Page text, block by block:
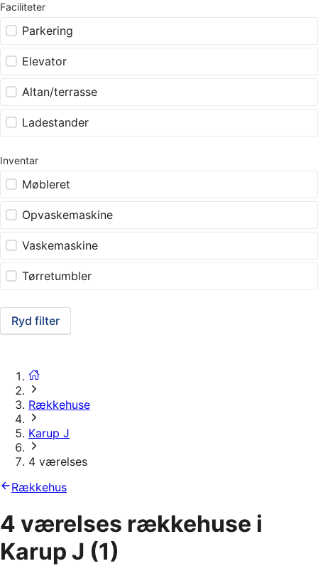
Faciliteter
Parkering
Elevator
Altan/terrasse
Ladestander
Inventar
Møbleret
Opvaskemaskine
Vaskemaskine
Tørretumbler
Ryd filter
Rækkehuse
Karup J
4 værelses
Rækkehus
4 værelses rækkehuse i
Karup J (1)